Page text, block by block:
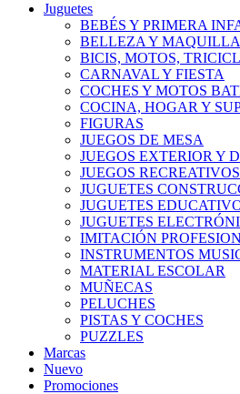
Juguetes
BEBÉS Y PRIMERA
BELLEZA Y
BICIS, MOTOS,
CARNAVAL Y FIESTA
COCHES Y MOTOS
COCINA, HOGAR Y
FIGURAS
JUEGOS DE MESA
JUEGOS EXTERIOR Y
JUEGOS RECREATIVOS
JUGUETES
JUGUETES
JUGUETES
IMITACIÓN
INSTRUMENTOS
MATERIAL ESCOLAR
MUÑECAS
PELUCHES
PISTAS Y COCHES
PUZZLES
Marcas
Nuevo
Promociones